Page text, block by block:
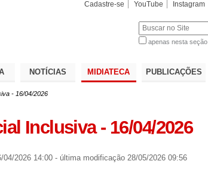
Cadastre-se YouTube Instagram
apenas nesta seção
NOTÍCIAS MIDIATECA PUBLICAÇÕES
- 16/04/2026
Inclusiva - 16/04/2026
2026 14:00 - última modificação28/05/2026 09:56